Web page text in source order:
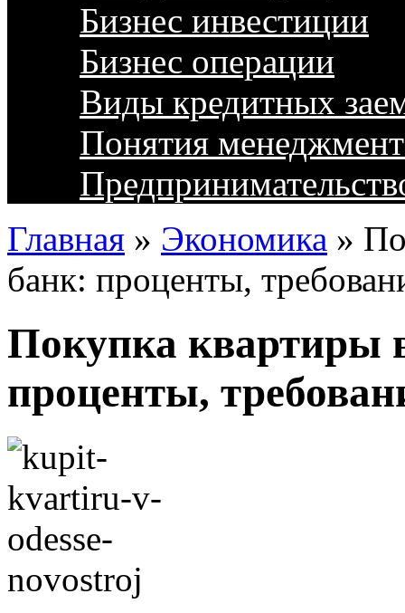
Бизнес инвестиции
Бизнес операции
Виды кредитных
Понятия
Главная » Экономика »
банк: проценты,
Покупка квартиры
проценты,